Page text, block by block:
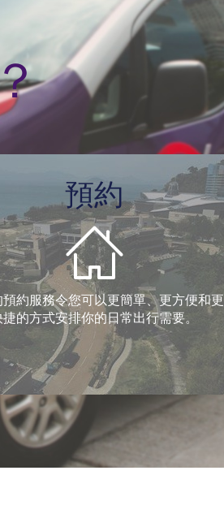
預約
預約服務令您可以更簡單、更方便和更
捷的方式安排你的日常出行需要。